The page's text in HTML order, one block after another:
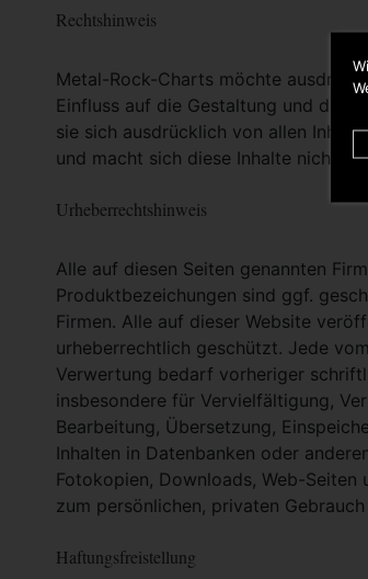
Rechtshinweis
Metal-Rock-Charts möchte
Einfluss auf die Gestaltung und die
sie sich ausdrücklich von allen
und macht sich diese Inhalte nicht zu
Urheberrechtshinweis
Alle auf diesen Seiten genannten
Produktbezeichungen sind ggf.
Firmen. Alle auf dieser Website
urheberrechtlich geschützt. Jede
Verwertung bedarf vorheriger
insbesondere für Vervielfältigung,
Bearbeitung, Übersetzung,
Inhalten in Datenbanken oder
Fotokopien, Downloads, Web-
zum persönlichen, privaten
Haftungsfreistellung